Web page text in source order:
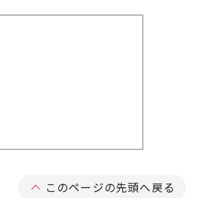
このページの先頭へ戻る